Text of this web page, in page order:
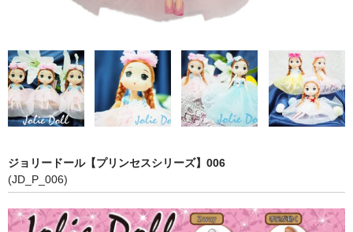
【第一弾】
PINK
RED
BLUE
YELLOW
ジョリードール【プリンセスシリーズ】006
(JD_P_006)